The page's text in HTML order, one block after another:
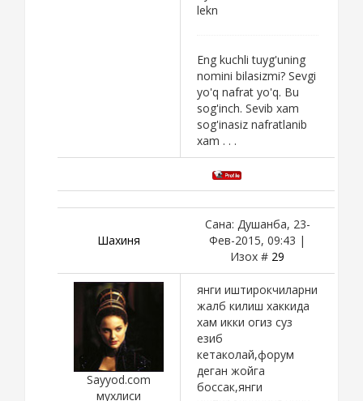
lekn
Eng kuchli tuyg'uning
nomini bilasizmi? Sevgi
yo'q nafrat yo'q. Bu
sog'inch. Sevib xam
sog'inasiz nafratlanib
xam . . .
Шахиня
Сана: Душанба, 23-
Фев-2015, 09:43 |
Изох # 29
Sayyod.com
мухлиси
янги иштирокчиларни
жалб килиш хаккида
хам икки огиз суз
езиб
кетаколай,форум
деган жойга
боссак,янги